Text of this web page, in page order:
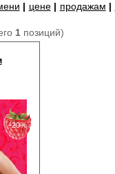
| цене| продажам |
1позиций)
−20%